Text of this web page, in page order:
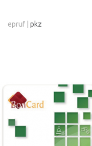
epruf pkz